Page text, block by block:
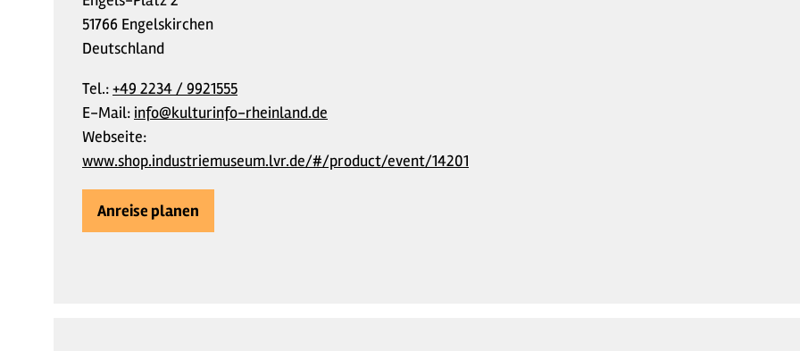
51766 Engelskirchen
Deutschland
Tel.:+49 2234 / 9921555
E-Mail: info@kulturinfo-rheinland.de
Webseite:
www.shop.industriemuseum.lvr.de/#/product/event/14201
Anreise planen